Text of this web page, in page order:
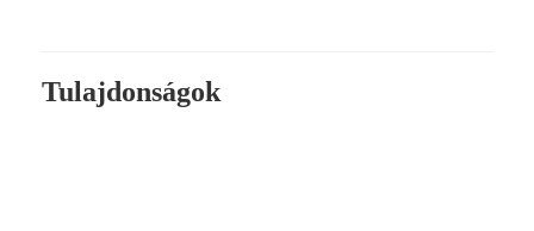
Tulajdonságok